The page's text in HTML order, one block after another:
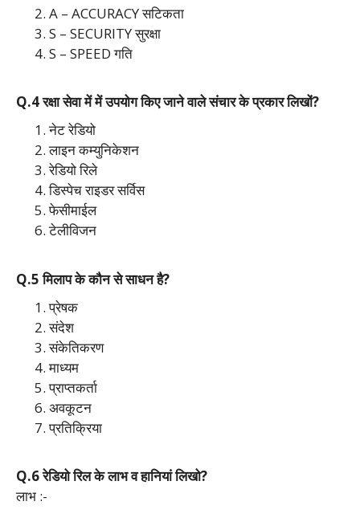
A – ACCURACY सटिकता
S – SECURITY सुरक्षा
S – SPEED गति
Q.4 रक्षा सेवा में में उपयोग किए जाने वाले संचार के प्रकार लिखों?
नेट रेडियो
लाइन कम्युनिकेशन
रेडियो रिले
डिस्पेच राइडर सर्विस
फेसीमाईल
टेलीविजन
Q.5 मिलाप के कौन से साधन है?
प्रेषक
संदेश
संकेतिकरण
माध्यम
प्राप्तकर्ता
अवकूटन
प्रतिक्रिया
Q.6 रेडियो रिल के लाभ व हानियां लिखो?
लाभ :-